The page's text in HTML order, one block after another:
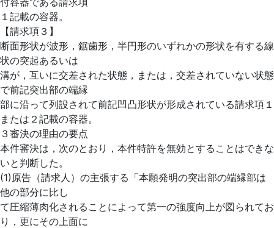
１記載の容器。
【請求項３】
断面形状が波形，鋸歯形，半円形のいずれかの形状を有する線
状の突起あるいは
溝が，互いに交差された状態，または，交差されていない状態
で前記突出部の端縁
部に沿って列設されて前記凹凸形状が形成されている請求項１
または２記載の容器。
３審決の理由の要点
本件審決は，次のとおり，本件特許を無効とすることはできな
いと判断した。
(1)原告（請求人）の主張する「本願発明の突出部の端縁部は
他の部分に比し
て圧縮薄肉化されることによって第一の強度向上が図られてお
り，更にその上面に